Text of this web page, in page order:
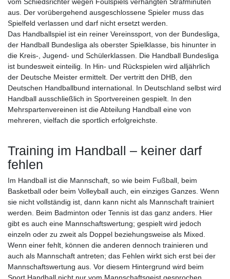
aus. Der vorübergehend ausgeschlossene Spieler muss das
Spielfeld verlassen und darf nicht ersetzt werden.
Das Handballspiel ist ein reiner Vereinssport, von der Bundesliga,
der Handball Bundesliga als oberster Spielklasse, bis hinunter in
die Kreis-, Jugend- und Schülerklassen. Die Handball Bundesliga
ist bundesweit einteilig. In Hin- und Rückspielen wird alljährlich
der Deutsche Meister ermittelt. Der vertritt den DHB, den
Deutschen Handballbund international. In Deutschland selbst wird
Handball ausschließlich in Sportvereinen gespielt. In den
Mehrspartenvereinen ist die Abteilung Handball eine von
mehreren, vielfach die sportlich erfolgreichste.
Training im Handball – keiner darf
fehlen
Im Handball ist die Mannschaft, so wie beim Fußball, beim
Basketball oder beim Volleyball auch, ein einziges Ganzes. Wenn
sie nicht vollständig ist, dann kann nicht als Mannschaft trainiert
werden. Beim Badminton oder Tennis ist das ganz anders. Hier
gibt es auch eine Mannschaftswertung; gespielt wird jedoch
einzeln oder zu zweit als Doppel beziehungsweise als Mixed.
Wenn einer fehlt, können die anderen dennoch trainieren und
auch als Mannschaft antreten; das Fehlen wirkt sich erst bei der
Mannschaftswertung aus. Vor diesem Hintergrund wird beim
Sport Handball nicht nur vom Mannschaftsgeist gesprochen,